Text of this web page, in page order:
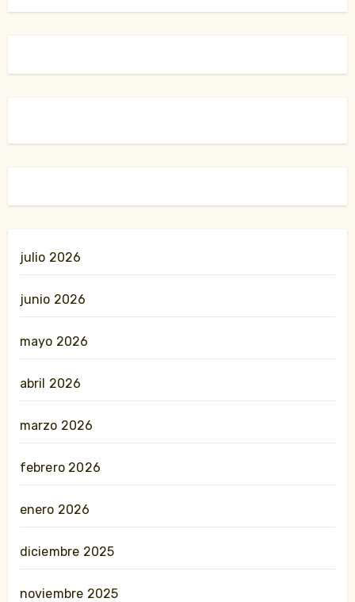
julio 2026
junio 2026
mayo 2026
abril 2026
marzo 2026
febrero 2026
enero 2026
diciembre 2025
noviembre 2025